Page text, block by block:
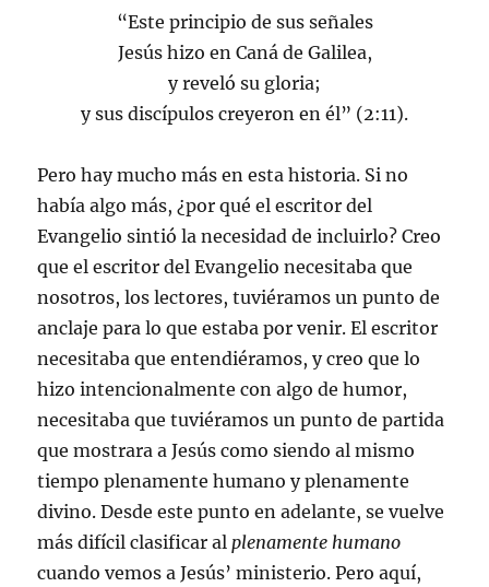
“Este principio de sus señales
Jesús hizo en Caná de Galilea,
y reveló su gloria;
y sus discípulos creyeron en él” (2:11).
Pero hay mucho más en esta historia. Si no
había algo más, ¿por qué el escritor del
Evangelio sintió la necesidad de incluirlo? Creo
que el escritor del Evangelio necesitaba que
nosotros, los lectores, tuviéramos un punto de
anclaje para lo que estaba por venir. El escritor
necesitaba que entendiéramos, y creo que lo
hizo intencionalmente con algo de humor,
necesitaba que tuviéramos un punto de partida
que mostrara a Jesús como siendo al mismo
tiempo plenamente humano y plenamente
divino. Desde este punto en adelante, se vuelve
más difícil clasificar al plenamente humano
cuando vemos a Jesús’ ministerio. Pero aquí,